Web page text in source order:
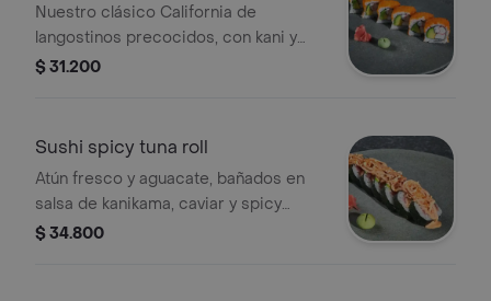
Nuestro clásico California de
langostinos precocidos, con kani y
aguacate, envuelto en caviar. Tamaño
$ 31.200
Sushi spicy tuna roll
Atún fresco y aguacate, bañados en
salsa de kanikama, caviar y spicy
mayo. Tamaño a elección.
$ 34.800